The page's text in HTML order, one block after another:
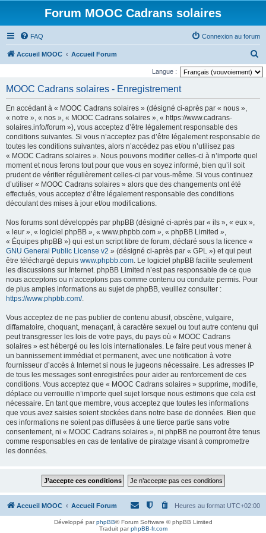
Forum MOOC Cadrans solaires
FAQ Connexion au forum
Accueil MOOC Accueil Forum
e
Langue :
MOOC Cadrans solaires - Enregistrement
En accédant à « MOOC Cadrans solaires » (désigné ci-après par « nous »,
« notre », « nos », « MOOC Cadrans solaires », « https://www.cadrans-
solaires.info/forum »), vous acceptez d’être légalement responsable des
conditions suivantes. Si vous n’acceptez pas d’être légalement responsable de
toutes les conditions suivantes, alors n’accédez pas et/ou n’utilisez pas
« MOOC Cadrans solaires ». Nous pouvons modifier celles-ci à n’importe quel
moment et nous ferons tout pour que vous en soyez informé, bien qu’il soit
prudent de vérifier régulièrement celles-ci par vous-même. Si vous continuez
d’utiliser « MOOC Cadrans solaires » alors que des changements ont été
effectués, vous acceptez d’être légalement responsable des conditions
découlant des mises à jour et/ou modifications.
Nos forums sont développés par phpBB (désigné ci-après par « ils », « eux »,
« leur », « logiciel phpBB », « www.phpbb.com », « phpBB Limited »,
« Équipes phpBB ») qui est un script libre de forum, déclaré sous la licence «
GNU General Public License v2 » (désigné ci-après par « GPL ») et qui peut
être téléchargé depuis www.phpbb.com. Le logiciel phpBB facilite seulement
les discussions sur Internet. phpBB Limited n’est pas responsable de ce que
nous acceptons ou n’acceptons pas comme contenu ou conduite permis. Pour
de plus amples informations au sujet de phpBB, veuillez consulter :
https://www.phpbb.com/.
Vous acceptez de ne pas publier de contenu abusif, obscène, vulgaire,
diffamatoire, choquant, menaçant, à caractère sexuel ou tout autre contenu qui
peut transgresser les lois de votre pays, du pays où « MOOC Cadrans
solaires » est hébergé ou les lois internationales. Le faire peut vous mener à
un bannissement immédiat et permanent, avec une notification à votre
fournisseur d’accès à Internet si nous le jugeons nécessaire. Les adresses IP
de tous les messages sont enregistrées pour aider au renforcement de ces
conditions. Vous acceptez que « MOOC Cadrans solaires » supprime, modifie,
déplace ou verrouille n’importe quel sujet lorsque nous estimons que cela est
nécessaire. En tant que membre, vous acceptez que toutes les informations
que vous avez saisies soient stockées dans notre base de données. Bien que
ces informations ne soient pas diffusées à une tierce partie sans votre
consentement, ni « MOOC Cadrans solaires », ni phpBB ne pourront être tenus
comme responsables en cas de tentative de piratage visant à compromettre
les données.
Accueil MOOC Accueil Forum Heures au format UTC+02:00
Développé parphpBB® Forum Software © phpBB Limited
Traduit parphpBB-fr.com